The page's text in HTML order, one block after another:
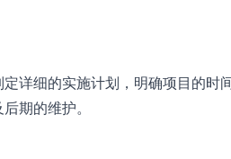
详细的实施计划，明确项目的时
期的维护。